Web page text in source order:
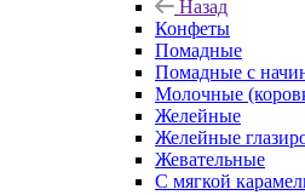
Назад
Конфеты
Помадные
Помадные с
Молочные
Желейные
Желейные
Жевательные
С мягкой